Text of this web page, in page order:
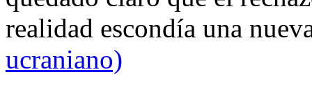
realidad escondía una
ucraniano)